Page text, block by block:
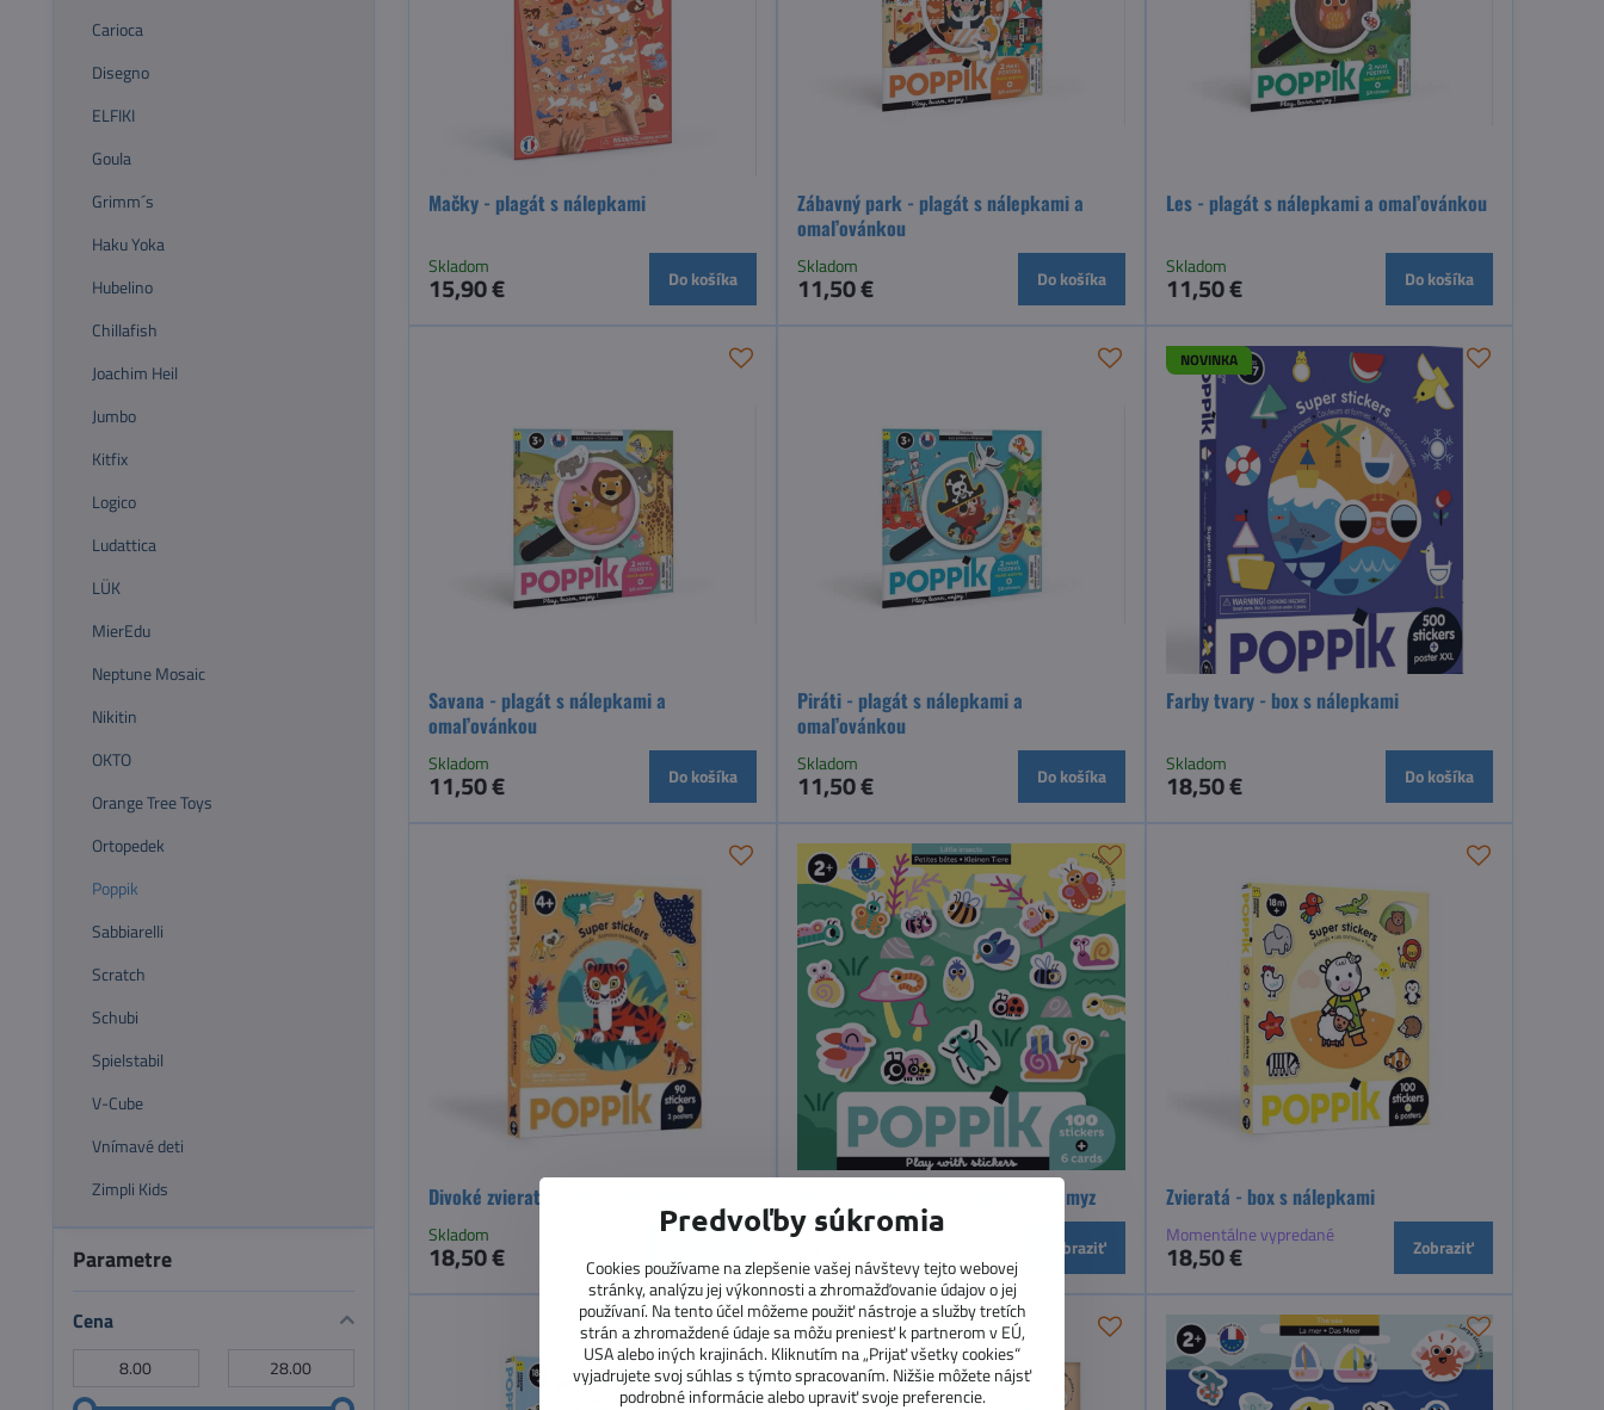
Mačky - plagát s nálepkami
Skladom
15,90 € Do košíka
Zábavný park - plagát s nálepkami a
omaľovánkou
Skladom
11,50 € Do košíka
Les - plagát s nálepkami a omaľovánkou
Skladom
11,50 € Do košíka
Savana - plagát s nálepkami a
omaľovánkou
Skladom
11,50 € Do košíka
Piráti - plagát s nálepkami a
omaľovánkou
Skladom
11,50 € Do košíka
NOVINKA
Farby tvary - box s nálepkami
Skladom
18,50 € Do košíka
Divoké zvieratá - box s nálepkami
Skladom
18,50 €
Moje prvé príbehy s nálepkami - Hmyz
Momentálne vypredané
11,50 € Zobraziť
Zvieratá - box s nálepkami
Momentálne vypredané
18,50 € Zobraziť
Parametre
Cena
Carioca
Disegno
ELFIKI
Goula
Grimm´s
Haku Yoka
Hubelino
Chillafish
Joachim Heil
Jumbo
Kitfix
Logico
Ludattica
LÜK
MierEdu
Neptune Mosaic
Nikitin
OKTO
Orange Tree Toys
Ortopedek
Poppik
Sabbiarelli
Scratch
Schubi
Spielstabil
V-Cube
Vnímavé deti
Zimpli Kids
Predvoľby súkromia
Cookies používame na zlepšenie vašej návštevy tejto webovej
stránky, analýzu jej výkonnosti a zhromažďovanie údajov o jej
používaní. Na tento účel môžeme použiť nástroje a služby tretích
strán a zhromaždené údaje sa môžu preniesť k partnerom v EÚ,
USA alebo iných krajinách. Kliknutím na „Prijať všetky cookies“
vyjadrujete svoj súhlas s týmto spracovaním. Nižšie môžete nájsť
podrobné informácie alebo upraviť svoje preferencie.